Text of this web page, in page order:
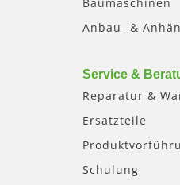
Anbau- &
Service &
Reparatur &
Ersatzteile
Schulung